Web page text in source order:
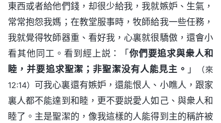
東西或者給他們錢，却很少給我，我就嫉妒、生氣，
常常抱怨我媽；在教堂服事時，牧師給我一些任務，
我就覺得牧師器重、看好我，心裏就很驕傲，還會小
看其他同工。看到經上説：「你們要追求與衆人和
睦，并要追求聖潔；非聖潔没有人能見主。 」
（來
12:14） 可我心裏還有嫉妒，還能恨人、小瞧人，跟家
裏人都不能達到和睦，更不要説愛人如己、與衆人和
睦了。主是聖潔的，像我這樣的人能得到主的稱許被